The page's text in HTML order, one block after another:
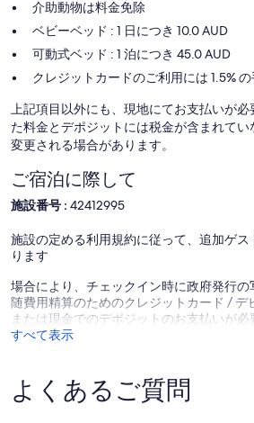
介助動物は料金免除
ベビーベッド : 1 日につき 10.0 AUD
可動式ベッド : 1 泊につき 45.0 AUD
クレジットカードのご利用には 1.5%
上記項目以外にも、現地にてお支払いが必
た料金とデポジットには税金が含まれて
変更される場合があります。
ご宿泊に際して
施設番号 : 42412995
施設の定める利用規約に従って、追加ゲ
ります
場合により、チェックイン時に政府発行
随費用精算のためのクレジットカード / デ
または現金でのデポジットのお支払いが必
すべて表示
よくあるご質問